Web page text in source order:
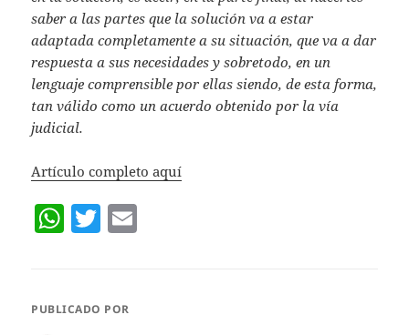
saber a las partes que la solución va a estar
adaptada completamente a su situación, que va a dar
respuesta a sus necesidades y sobretodo, en un
lenguaje comprensible por ellas siendo, de esta forma,
tan válido como un acuerdo obtenido por la vía
judicial.
Artículo completo aquí
W
s
T
er
PUBLICADO POR